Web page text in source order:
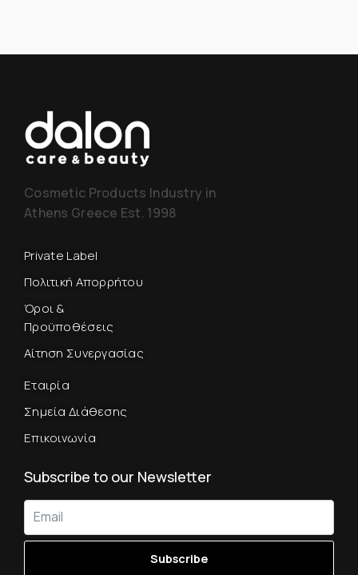
Cosmetic Products Industry in
Athens Greece Est. 1998
Private Label
Πολιτική Απορρήτου
Όροι &
Προϋποθέσεις
Αίτηση Συνεργασίας
Εταιρία
Σημεία Διάθεσης
Επικοινωνία
Subscribe to our Newsletter
Subscribe